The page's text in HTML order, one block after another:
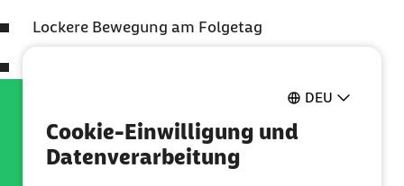
DEU
Cookie-Einwilligung und
Datenverarbeitung
Lockere Bewegung am Folgetag
Muskelkater gibt es keine
überzeugenden
wissenschaftlichen Belege.